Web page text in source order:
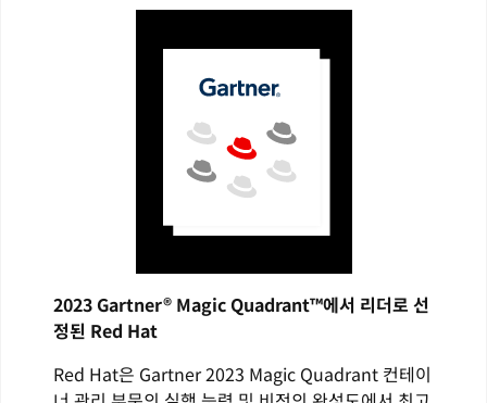
2023 Gartner® Magic Quadrant™에서 리더로 선
정된 Red Hat
Red Hat은 Gartner 2023 Magic Quadrant 컨테이